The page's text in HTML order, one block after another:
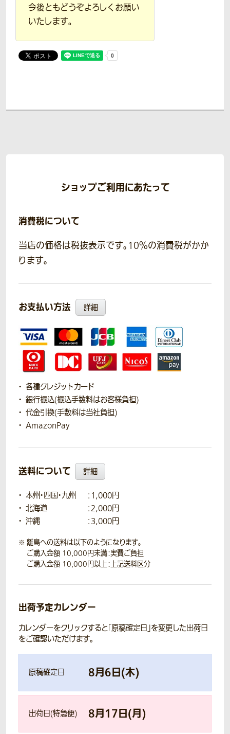
今後ともどうぞよろしくお願い
いたします。
ショップご利用にあたって
消費税について
当店の価格は税抜表示です。10％の消費税がかか
ります。
お支払い方法 詳細
各種クレジットカード
銀行振込(振込手数料はお客様負担)
代金引換(手数料は当社負担)
AmazonPay
送料について 詳細
本州・四国・九州
：1,000円
北海道
：2,000円
沖縄
：3,000円
離島への送料は以下のようになります。
ご購入金額 10,000円未満：実費ご負担
ご購入金額 10,000円以上：上記送料区分
出荷予定カレンダー
カレンダーをクリックすると「原稿確定日」を変更した出荷日
をご確認いただけます。
原稿確定日 8月6日(木)
出荷日(特急便) 8月17日(月)